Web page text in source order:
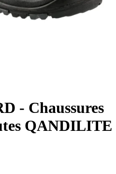
- Chaussures
QANDILITE